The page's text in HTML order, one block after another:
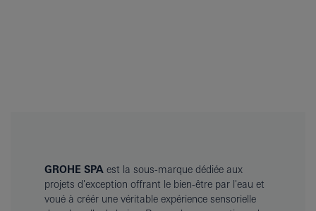
GROHE SPA est la sous-marque dédiée aux
projets d'exception offrant le bien-être par l'eau et
voué à créér une véritable expérience sensorielle